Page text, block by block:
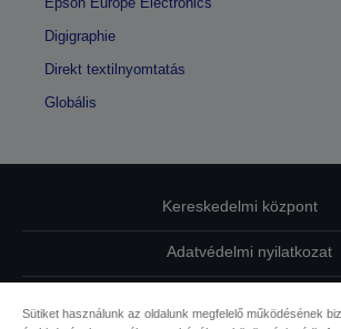
Digigraphie
Direkt textilnyomtatás
Globális
Kereskedelmi központ
Adatvédelmi nyilatkozat
Sütiket használunk az oldalunk megfelelő működésének